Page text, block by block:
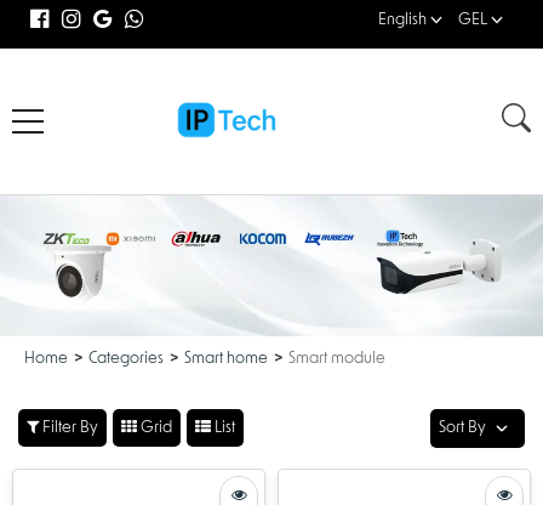
English GEL
Home Categories Smart home Smart module
Filter By Grid List Sort By